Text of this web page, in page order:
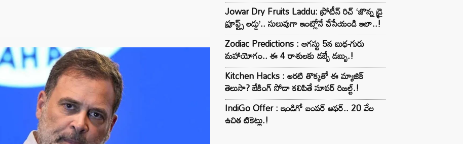
Jowar Dry Fruits Laddu: ప్రోటీన్ రిచ్ ‘జొన్న డ్రై
ఫ్రూప్ట్స్ లడ్డు’.. సులువుగా ఇంట్లోనే చేసేయండి ఇలా..!
Zodiac Predictions : ఆగస్టు 5న బుధ-గురు
మహాయోగం.. ఈ 4 రాశులకు డబ్బే డబ్బు.!
Kitchen Hacks : అరటి తొక్కతో ఈ మ్యాజిక్
తెలుసా? బేకింగ్ సోడా కలిపితే సూపర్ రిజల్ట్.!
IndiGo Offer : ఇండిగో బంపర్ ఆఫర్.. 20 వేల
ఉచిత టికెట్లు.!